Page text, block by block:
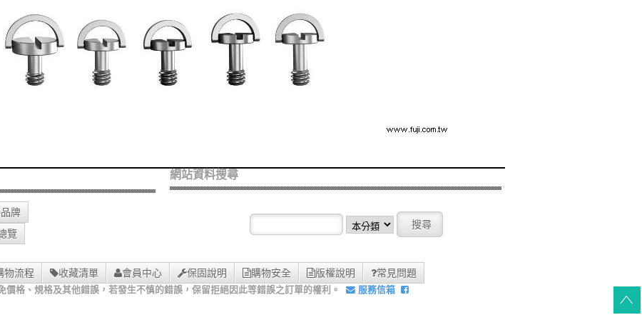
牌
覽
網站資料搜尋
物流程 收藏清單 會員中心 保固說明 購物安全 版權說明 常見問題
價格、規格及其他錯誤，若發生不慎的錯誤，保留拒絕因此等錯誤之訂單的權利。 服務信箱